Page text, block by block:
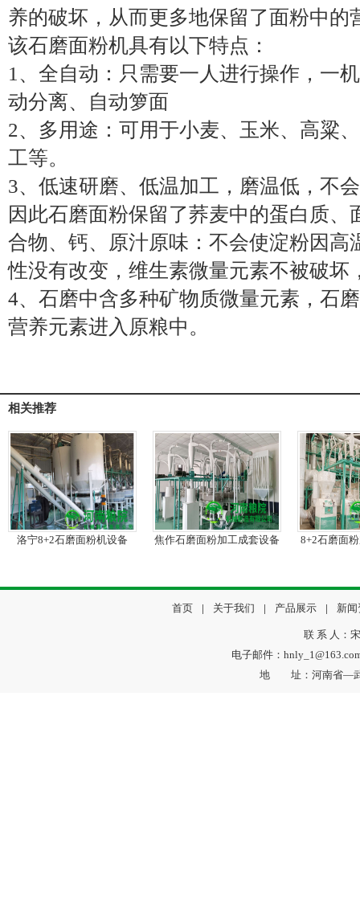
养的破坏，从而更多地保留了面粉中的
该石磨面粉机具有以下特点：
1、全自动：只需要一人进行操作，一
动分离、自动箩面
2、多用途：可用于小麦、玉米、高粱
工等。
3、低速研磨、低温加工，磨温低，不
因此石磨面粉保留了荞麦中的蛋白质
合物、钙、原汁原味：不会使淀粉因高
性没有改变，维生素微量元素不被破坏
4、石磨中含多种矿物质微量元素，石
营养元素进入原粮中。
相关推荐
洛宁8+2石磨面粉机设备 焦作石磨面粉加工成套设备 8+2石磨面
首页 | 关于我们 | 产品展示 | 新
联 系 人：
电子邮件：
地 址：河南省—武